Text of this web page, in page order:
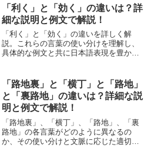
ケーションを目指します。
「利く」と「効く」の違いは？詳
細な説明と例文で解説！
「利く」と「効く」の違いを詳しく解
説。これらの言葉の使い分けを理解し、
具体的な例文と共に日本語表現を豊かに
ンを目指します。
「路地裏」と「横丁」と「路地」
と「裏路地」の違いは？詳細な説
明と例文で解説！
「路地裏」、「横丁」、「路地」、「裏
路地」の各言葉がどのように異なるの
か、その使い分けと文脈に応じた適切な